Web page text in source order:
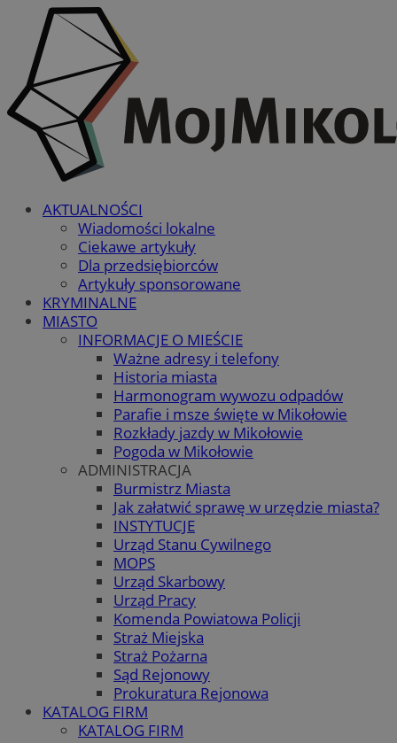
AKTUALNOŚCI
Wiadomości lokalne
Ciekawe artykuły
Dla przedsiębiorców
Artykuły sponsorowane
KRYMINALNE
MIASTO
INFORMACJE O MIEŚCIE
Ważne adresy i telefony
Historia miasta
Harmonogram wywozu odpadów
Parafie i msze święte w Mikołowie
Rozkłady jazdy w Mikołowie
Pogoda w Mikołowie
ADMINISTRACJA
Burmistrz Miasta
Jak załatwić sprawę w urzędzie miasta?
INSTYTUCJE
Urząd Stanu Cywilnego
MOPS
Urząd Skarbowy
Urząd Pracy
Komenda Powiatowa Policji
Straż Miejska
Straż Pożarna
Sąd Rejonowy
Prokuratura Rejonowa
KATALOG FIRM
KATALOG FIRM